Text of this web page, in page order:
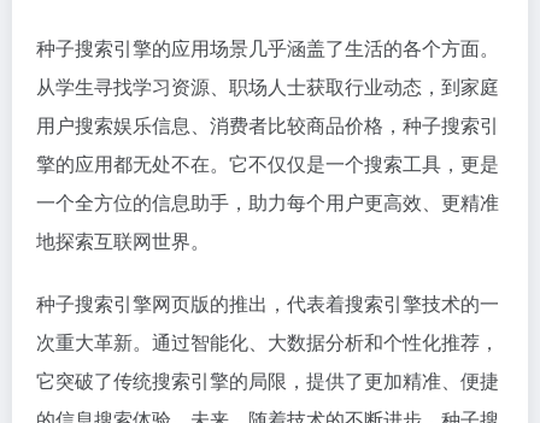
种子搜索引擎的应用场景几乎涵盖了生活的各个方面。
从学生寻找学习资源、职场人士获取行业动态，到家庭
用户搜索娱乐信息、消费者比较商品价格，种子搜索引
擎的应用都无处不在。它不仅仅是一个搜索工具，更是
一个全方位的信息助手，助力每个用户更高效、更精准
地探索互联网世界。
种子搜索引擎网页版的推出，代表着搜索引擎技术的一
次重大革新。通过智能化、大数据分析和个性化推荐，
它突破了传统搜索引擎的局限，提供了更加精准、便捷